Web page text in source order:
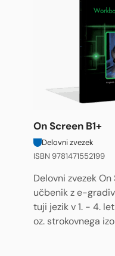
On Screen B1+
Delovni zvezek
ISBN 9781471552199
Delovni zvezek
učbenik z e-
tuji jezik v 1. - 4.
oz. strokovnega